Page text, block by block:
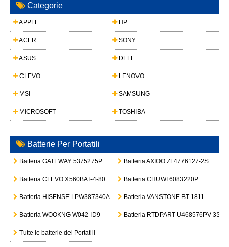
Categorie
APPLE HP
ACER SONY
ASUS DELL
CLEVO LENOVO
MSI SAMSUNG
MICROSOFT TOSHIBA
Batterie Per Portatili
Batteria GATEWAY 5375275P Batteria AXIOO ZL4776127-2S
Batteria CLEVO X560BAT-4-80 Batteria CHUWI 6083220P
Batteria HISENSE LPW387340A Batteria VANSTONE BT-1811
Batteria WOOKNG W042-ID9 Batteria RTDPART U468576PV-3S1P
Tutte le batterie del Portatili